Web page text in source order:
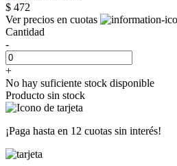
$ 472
Ver precios en cuotas
Cantidad
-
+
No hay suficiente stock disponible
Producto sin stock
¡Paga hasta en 12 cuotas sin interés!